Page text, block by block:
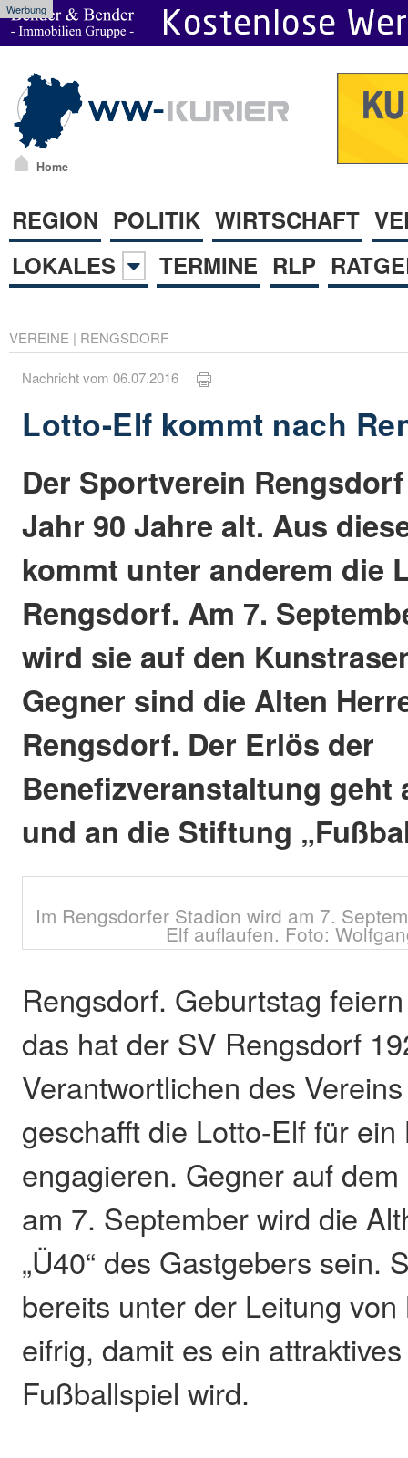
Werbung
Home
REGION POLITIK WIRTSCHAFT
LOKALES
TERMINE RLP
VEREINE | RENGSDORF
Nachricht vom 06.07.2016
Lotto-Elf kommt nach
Der Sportverein
Jahr 90 Jahre alt. Aus
kommt unter anderem die
Rengsdorf. Am 7.
wird sie auf den
Gegner sind die Alten
Rengsdorf. Der Erlös der
Benefizveranstaltung geht
und an die Stiftung
Im Rengsdorfer Stadion wird am 7.
Elf auflaufen. Foto:
Rengsdorf. Geburtstag
das hat der SV Rengsdorf
Verantwortlichen des
geschafft die Lotto-Elf für
engagieren. Gegner auf
am 7. September wird die
„Ü40“ des Gastgebers sein.
bereits unter der Leitung
eifrig, damit es ein
Fußballspiel wird.